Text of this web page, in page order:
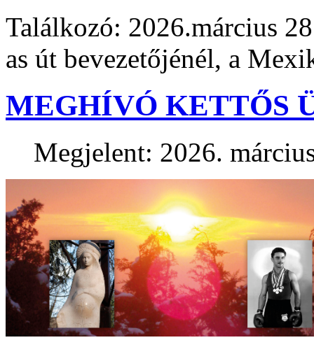
Találkozó: 2026.március
as út bevezetőjénél, a
MEGHÍVÓ KETTŐS
Megjelent: 2026.